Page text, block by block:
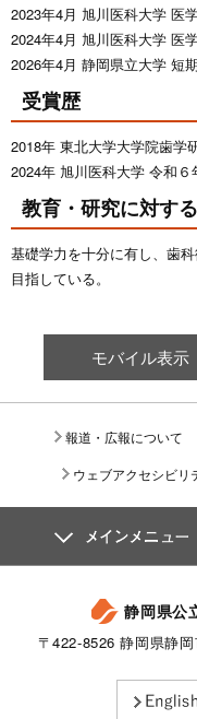
2023年4月 旭川医科大学 医
2024年4月 旭川医科大学 医
2026年4月 静岡県立大学 短
受賞歴
2018年 東北大学大学院歯学
2024年 旭川医科大学 令和
教育・研究に対す
基礎学力を十分に有し、歯
目指している。
モバイル表示
報道・広報について
ウェブアクセシビリ
静岡県公
〒422-8526 静岡県静